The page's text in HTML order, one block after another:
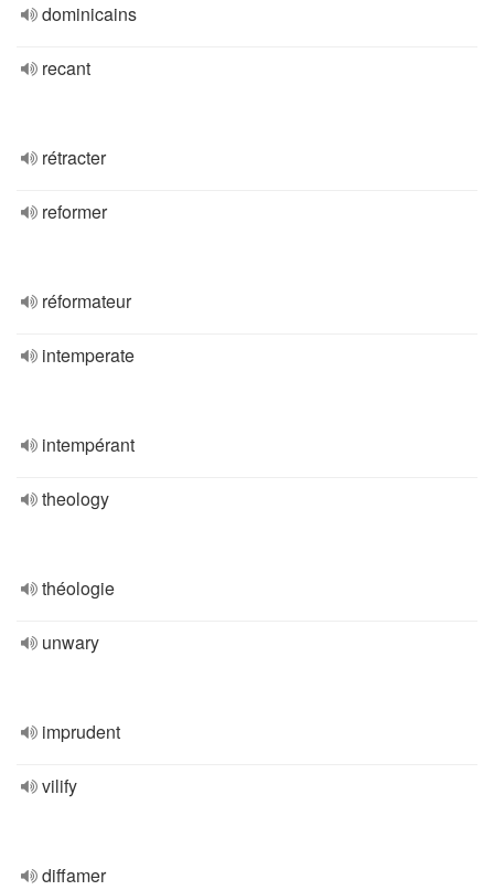
dominicains
recant
rétracter
reformer
réformateur
intemperate
intempérant
theology
théologie
unwary
imprudent
vilify
diffamer